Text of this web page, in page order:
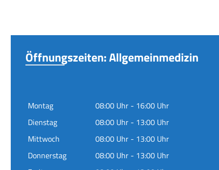
Öffnungszeiten: Allgemeinmedizin
Montag
08:00 Uhr - 16:00 Uhr
Dienstag
08:00 Uhr - 13:00 Uhr
Mittwoch
08:00 Uhr - 13:00 Uhr
Donnerstag
08:00 Uhr - 13:00 Uhr